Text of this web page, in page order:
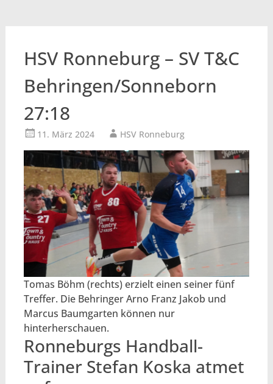
HSV Ronneburg – SV T&C
Behringen/Sonneborn
27:18
11. März 2024 HSV Ronneburg
Tomas Böhm (rechts) erzielt einen seiner fünf
Treffer. Die Behringer Arno Franz Jakob und
Marcus Baumgarten können nur
hinterherschauen.
Ronneburgs Handball-
Trainer Stefan Koska atmet